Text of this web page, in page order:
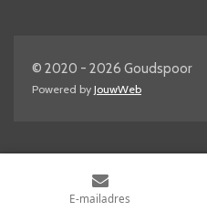
© 2020 - 2026 Goudspoor
Powered by JouwWeb
E-mailadres